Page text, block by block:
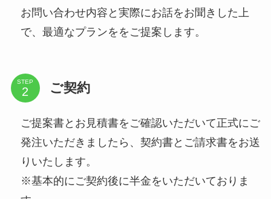
お問い合わせ内容と実際にお話をお聞きした上
で、最適なプランををご提案します。
STEP ご契約
ご提案書とお見積書をご確認いただいて正式にご
発注いただきましたら、契約書とご請求書をお送
りいたします。
※基本的にご契約後に半金をいただいておりま